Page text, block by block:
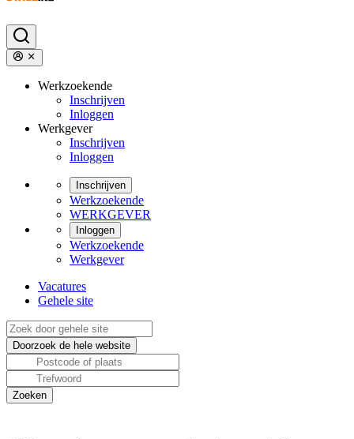
Werkzoekende
Inschrijven
Inloggen
Werkgever
Inschrijven
Inloggen
Inschrijven
Werkzoekende
WERKGEVER
Inloggen
Werkzoekende
Werkgever
Vacatures
Gehele site